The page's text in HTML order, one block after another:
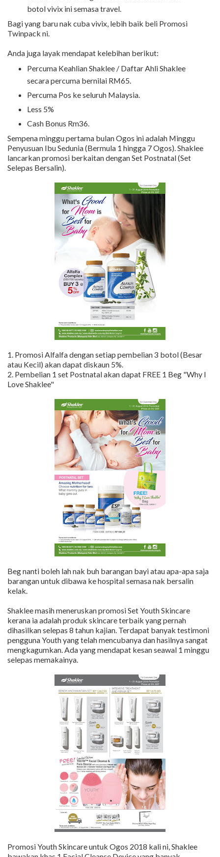
botol vivix ini semasa travel.
Bagi yang baru nak cuba vivix, lebih baik beli Promosi
Twinpack ni.
Anda juga layak mendapat kelebihan berikut:
Percuma Keahlian Shaklee / Daftar Ahli Shaklee
secara percuma bernilai RM65.
Percuma Pos ke seluruh Malaysia.
Less 5%
Cash Bonus Rm36.
Sempena minggu pertama bulan Ogos ini adalah Minggu
Penyusuan Ibu Sedunia (Bermula 1 hingga 7 Ogos). Shaklee
lancarkan promosi berkaitan dengan Set Postnatal (Set
Selepas Bersalin).
1. Promosi Alfalfa dengan setiap pembelian 3 botol (Besar
atau Kecil) akan dapat diskaun 5%.
2. Pembelian 1 set Postnatal akan dapat FREE 1 Beg "Why I
Love Shaklee"
Beg nanti boleh lah nak buh barangan bayi atau apa-apa saja
barangan untuk dibawa ke hospital semasa nak bersalin
kelak.
Shaklee masih meneruskan promosi Set Youth Skincare
kerana ia adalah produk skincare terbaik yang pernah
dihasilkan selepas 8 tahun kajian. Terdapat banyak testimoni
pengguna Youth yang telah mencubanya dan hasilnya sangat
mengkagumkan. Ada yang mendapat kesan seawal 1 minggu
selepas memakainya.
Promosi Youth Skincare untuk Ogos 2018 kali ni, Shaklee